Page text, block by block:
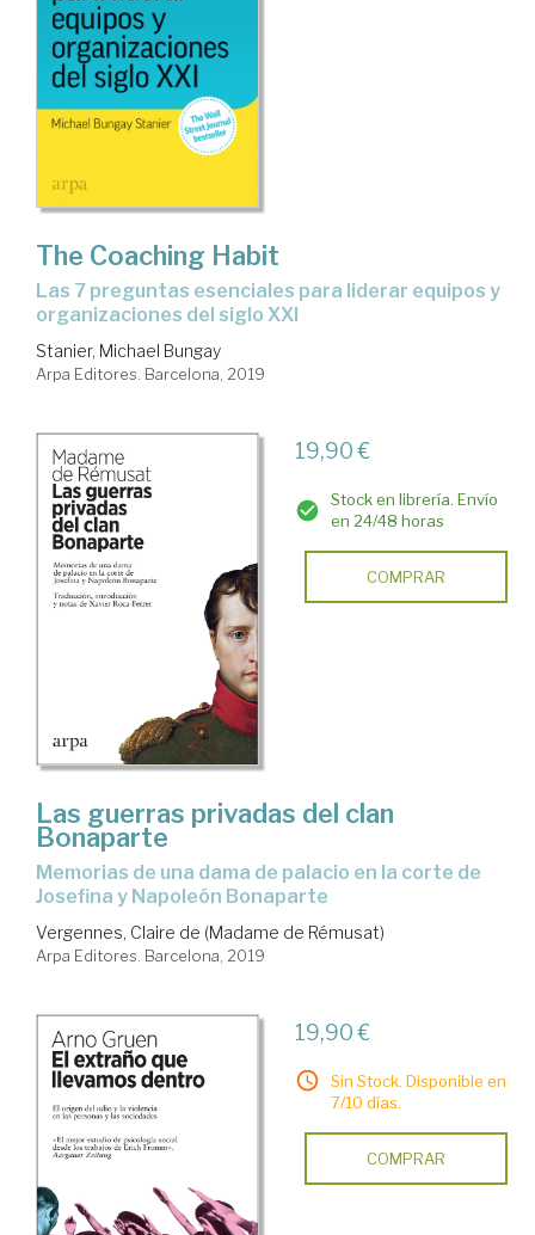
The Coaching Habit
las 7 preguntas esenciales para liderar equipos y
organizaciones del siglo XXI
Stanier, Michael Bungay
Arpa Editores. Barcelona, 2019
19,90 €
Stock en librería. Envío
en 24/48 horas
COMPRAR
Las guerras privadas del clan
Bonaparte
memorias de una dama de palacio en la corte de
Josefina y Napoleón Bonaparte
Vergennes, Claire de (Madame de Rémusat)
Arpa Editores. Barcelona, 2019
19,90 €
Sin Stock. Disponible en
7/10 días.
COMPRAR